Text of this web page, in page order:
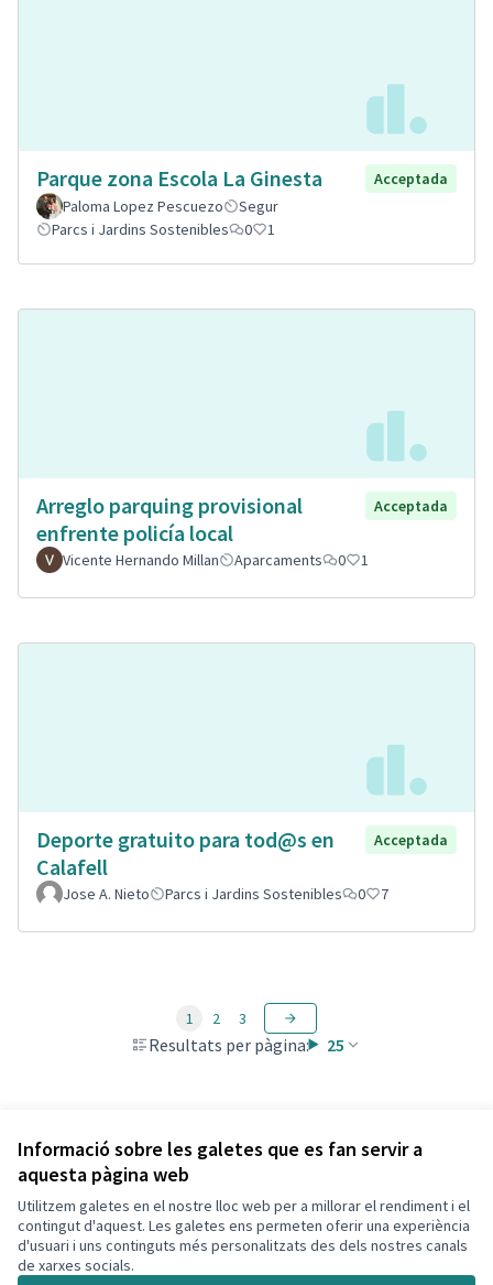
Informació sobre les galetes que es fan servir a
aquesta pàgina web
Utilitzem galetes en el nostre lloc web per a millorar el rendiment i el
contingut d'aquest. Les galetes ens permeten oferir una experiència
d'usuari i uns continguts més personalitzats des dels nostres canals
de xarxes socials.
Parque zona Escola La Ginesta
Acceptada
Paloma Lopez Pescuezo
Segur
Parcs i Jardins Sostenibles
0 1
Arreglo parquing provisional
enfrente policía local
Acceptada
Vicente Hernando Millan Aparcaments 0 1
Deporte gratuito para tod@s en
Calafell
Acceptada
Jose A. Nieto Parcs i Jardins Sostenibles 0 7
Resultats per pàgina: 25
1 2 3
Veure totes les propostes retirades
Termes i condicions d'ús
Configuració de les galetes
Decidim Calafell a X
Decidim Calafell a Facebook
Decidim Calafell a YouTube
Decidim Calafell a GitHub